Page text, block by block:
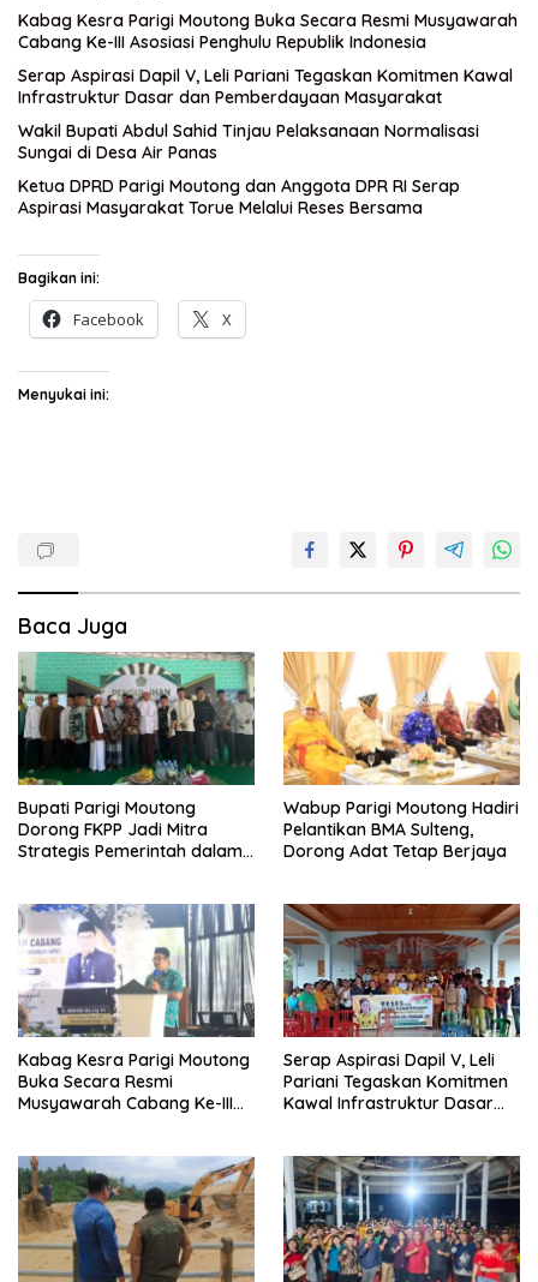
Kabag Kesra Parigi Moutong Buka Secara Resmi Musyawarah
Cabang Ke-III Asosiasi Penghulu Republik Indonesia
Serap Aspirasi Dapil V, Leli Pariani Tegaskan Komitmen Kawal
Infrastruktur Dasar dan Pemberdayaan Masyarakat
Wakil Bupati Abdul Sahid Tinjau Pelaksanaan Normalisasi
Sungai di Desa Air Panas
Ketua DPRD Parigi Moutong dan Anggota DPR RI Serap
Aspirasi Masyarakat Torue Melalui Reses Bersama
Bagikan ini:
Facebook X
Menyukai ini:
Baca Juga
Bupati Parigi Moutong
Dorong FKPP Jadi Mitra
Strategis Pemerintah dalam
Wabup Parigi Moutong Hadiri
Pelantikan BMA Sulteng,
Dorong Adat Tetap Berjaya
Kabag Kesra Parigi Moutong
Buka Secara Resmi
Musyawarah Cabang Ke-III
Serap Aspirasi Dapil V, Leli
Pariani Tegaskan Komitmen
Kawal Infrastruktur Dasar